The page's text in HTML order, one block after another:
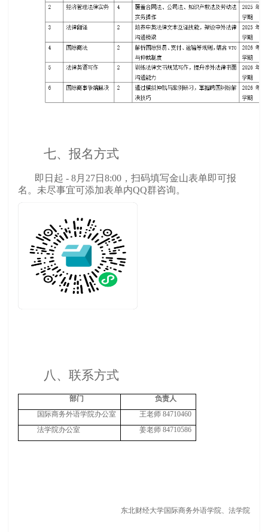
七、报名方式
即日起 - 8月27日8:00， 扫码填写金山表单即可报
名。未尽事宜可添加表单内QQ群咨询。
八、联系方式
部门
负责人
国际商务外语学院办公室
王老师 84710460
法学院办公室
姜老师 84710586
东北财经大学国际商务外语学院、法学院